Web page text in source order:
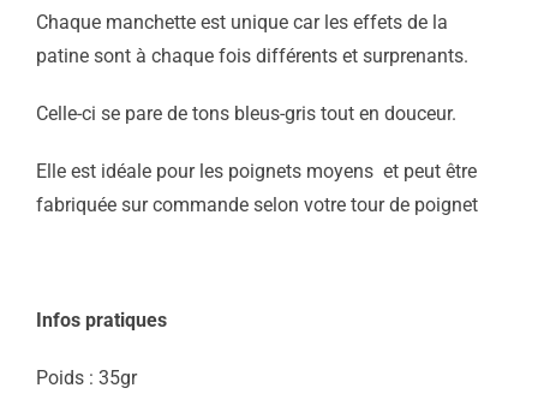
Chaque manchette est unique car les effets de la
patine sont à chaque fois différents et surprenants.
Celle-ci se pare de tons bleus-gris tout en douceur.
Elle est idéale pour les poignets moyens et peut être
fabriquée sur commande selon votre tour de poignet
Infos pratiques
Poids : 35gr